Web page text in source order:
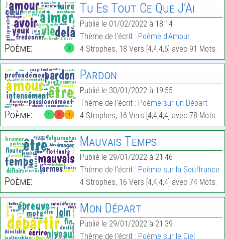
1
Poème:
Tu Es Tout Ce Que J’Ai
Publié le 01/02/2022 à 18:14
Thème de l'écrit : Poème d'Amour
4 Strophes, 18 Vers [4,4,4,6] avec 91 Mots.
1 2 1
Poème:
Pardon
Publié le 30/01/2022 à 19:55
Thème de l'écrit : Poème sur un Départ
4 Strophes, 16 Vers [4,4,4,4] avec 78 Mots.
Poème:
Mauvais Temps
Publié le 29/01/2022 à 21:46
Thème de l'écrit : Poème sur la Souffrance
4 Strophes, 16 Vers [4,4,4,4] avec 74 Mots.
Mon Départ
Publié le 29/01/2022 à 21:39
Thème de l'écrit : Poème sur le Ciel